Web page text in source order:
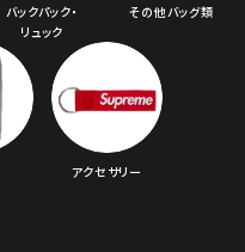
バックパック・
リュック
その他バッグ類
アクセサリー